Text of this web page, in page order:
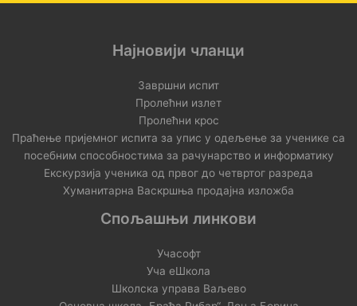
Најновији чланци
Завршни испит
Пролећни излет
Пролећни крос
Праћење пријемног испита за упис у одељење за ученике са
посебним способностима за рачунарство и информатику
Екскурзија ученика од првог до четвртог разреда
Хуманитарна Васкршња продајна изложба
Спољашњи линкови
Учасофт
Уча еШкола
Школска управа Ваљево